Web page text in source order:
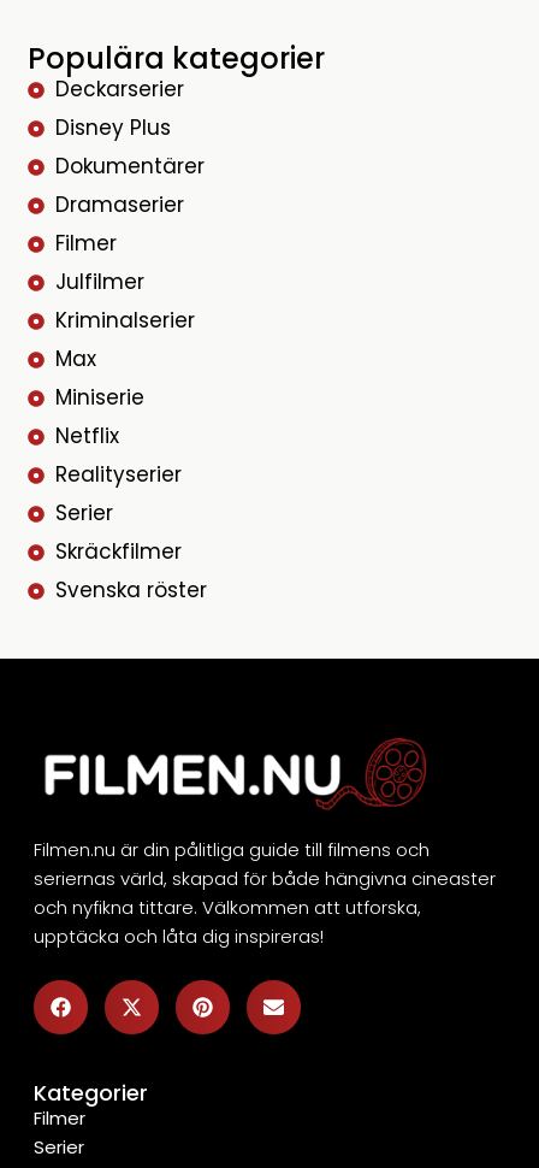
Populära kategorier
Deckarserier
Disney Plus
Dokumentärer
Dramaserier
Filmer
Julfilmer
Kriminalserier
Max
Miniserie
Netflix
Realityserier
Serier
Skräckfilmer
Svenska röster
Filmen.nu är din pålitliga guide till filmens och
seriernas värld, skapad för både hängivna cineaster
och nyfikna tittare. Välkommen att utforska,
upptäcka och låta dig inspireras!
Kategorier
Filmer
Serier